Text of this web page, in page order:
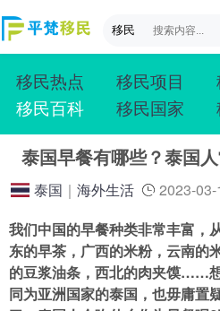
移民热点 移民项目
移民百科
移民国家
成功案例
投资移民
护照移民
技术移民
联系我们
泰国早餐有哪些？泰国
泰国 ｜ 海外生活 2023-03-
我们中国的早餐种类非常丰富，
东的早茶，广西的米粉，云南的
的豆浆油条，西北的肉夹馍……
同为亚洲国家的泰国，也毋庸置